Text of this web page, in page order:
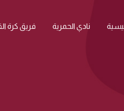
نادي الحمرية فريق كرة